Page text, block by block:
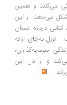
می‌کنند و همین
شکل می‌دهد. از این
درباره انسان
اوزل به‌جای ارائه
سرمایه‌گذاران،
می‌کند و از دل این
...